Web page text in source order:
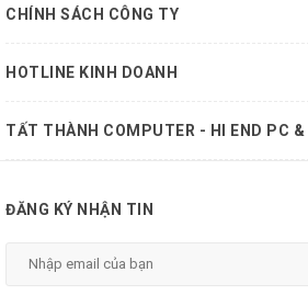
CHÍNH SÁCH CÔNG TY
HOTLINE KINH DOANH
TẤT THÀNH COMPUTER - HI END PC &
ĐĂNG KÝ NHẬN TIN